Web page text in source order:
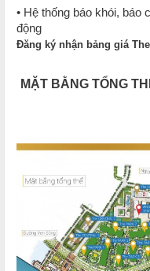
• Hệ thống báo khói,
động
Đăng ký nhận bảng giá
MẶT BẰNG TỔNG